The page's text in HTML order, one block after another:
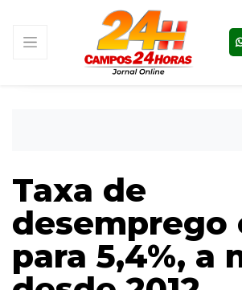
Taxa de
desemprego
para 5,4%, a